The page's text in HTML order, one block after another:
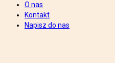
O nas
Kontakt
Napisz do nas